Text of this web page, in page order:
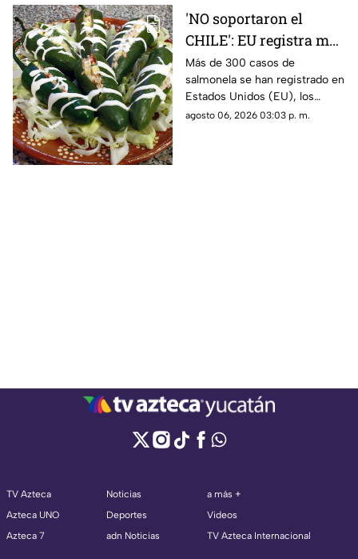
'NO soportaron el
CHILE': EU registra más
de 300 brotes de
salmonela
provenientes de
jalapeños de México
Más de 300 casos de
salmonela se han registrado en
Estados Unidos (EU), los
cuales eran provenientes de
agosto 06, 2026 03:03 p. m.
TV Azteca
Azteca UNO
Azteca 7
Noticias
Deportes
adn Noticias
a más +
Videos
TV Azteca Internacional